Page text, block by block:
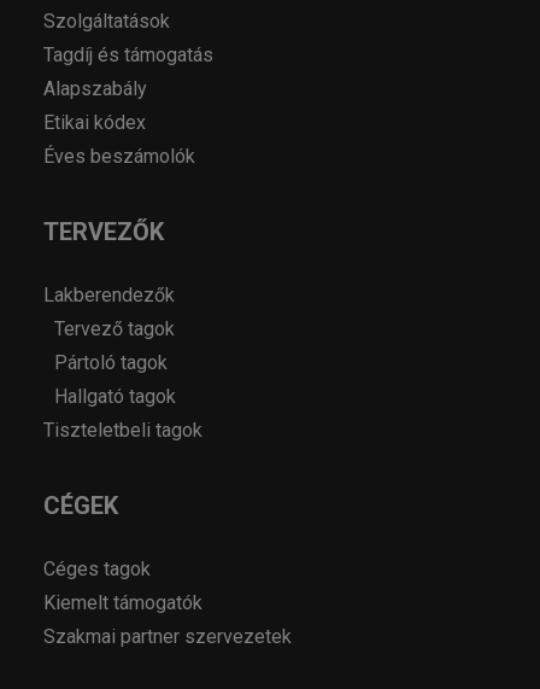
Szolgáltatások
Tagdíj és támogatás
Alapszabály
Etikai kódex
Éves beszámolók
TERVEZŐK
Lakberendezők
Tervező tagok
Pártoló tagok
Hallgató tagok
Tiszteletbeli tagok
CÉGEK
Céges tagok
Kiemelt támogatók
Szakmai partner szervezetek